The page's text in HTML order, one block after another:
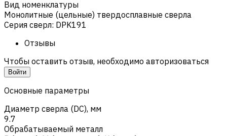
Вид номенклатуры
Монолитные (цельные) твердосплавные сверла
Серия сверл: DPK191
Отзывы
Чтобы оставить отзыв, необходимо авторизоваться
Войти
Основные параметры
Диаметр сверла (DC), мм
9.7
Обрабатываемый металл